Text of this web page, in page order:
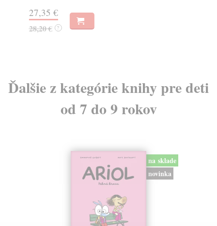
27,35 €
28,20 € ?
Ďalšie z kategórie knihy pre deti
od 7 do 9 rokov
na sklade
novinka